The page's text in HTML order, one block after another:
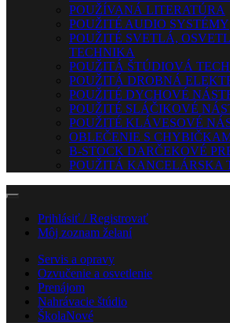
POUŽÍVANÁ LITERATÚRA
POUŽITÉ AUDIO SYSTÉMY
POUŽITÉ SVETLÁ,
TECHNIKA
POUŽITÁ ŠTÚDIOVÁ
POUŽITÁ DROBNÁ
POUŽITÉ DYCHOVÉ
POUŽITÉ SLÁČIKOVÉ
POUŽITÉ KLÁVESOVÉ
OBLEČENIE S
B-STOCK DARČEKOVÉ
POUŽITÁ KANCELÁRSKA
Prihlásiť / Registrovať
Môj zoznam želaní
Servis a opravy
Ozvučenie a osvetlenie
Prenájom
Nahrávacie štúdio
ŠkolaNové